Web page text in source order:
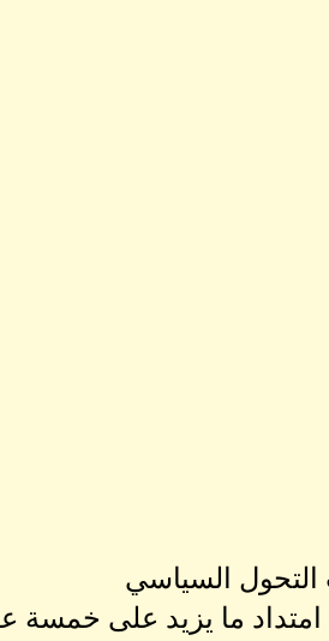
التحول السياسي
استقلاله عام 1956، وعلى امتداد ما